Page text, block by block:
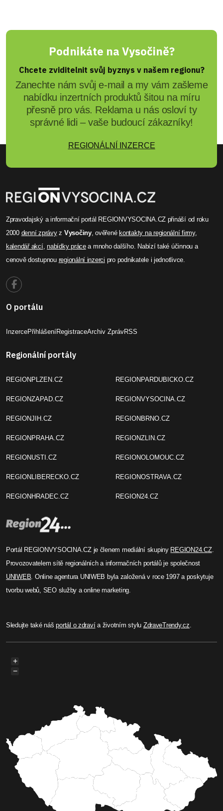
Podnikáte na Vysočině?
Chcete zviditelnit svůj byznys v našem regionu?
Zanechte nám svůj e-mail a my vám zašleme
nabídku inzertních produktů šitou na míru
přesně pro vás. Reklama u nás osloví ty
správné lidi – vaše budoucí zákazníky!
REGIONÁLNÍ INZERCE
Zpravodajský a informační portál REGIONVYSOCINA.CZ přináší od roku
2000 denní zprávyz Vysočiny, ověřenékontakty na regionální firmy,
kalendář akcí,nabídky prácea mnoho dalšího. Nabízí také účinnou a
cenově dostupnou regionální inzerci pro podnikatele i jednotlivce.
O portálu
InzercePřihlášeníRegistraceArchiv ZprávRSS
Regionální portály
REGIONPLZEN.CZ
REGIONZAPAD.CZ
REGIONJIH.CZ
REGIONPRAHA.CZ
REGIONUSTI.CZ
REGIONLIBERECKO.CZ
REGIONHRADEC.CZ
REGIONPARDUBICKO.CZ
REGIONVYSOCINA.CZ
REGIONBRNO.CZ
REGIONZLIN.CZ
REGIONOLOMOUC.CZ
REGIONOSTRAVA.CZ
REGION24.CZ
Portál REGIONVYSOCINA.CZ je členem mediální skupiny REGION24.CZ.
Provozovatelem sítě regionálních a informačních portálů je společnost
UNIWEB . Online agentura UNIWEB byla založená v roce 1997 a poskytuje
tvorbu webů, SEO služby a online marketing.
Sledujte také nášportál o zdravía životním stylu ZdraveTrendy.cz
+
−